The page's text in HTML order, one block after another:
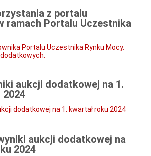
z portalu
ramach Portalu Uczestnika
Portalu Uczestnika Rynku Mocy.
aukcji dodatkowej na 1.
2024
dodatkowej na 1. kwartał roku 2024
aukcji dodatkowej na
2024